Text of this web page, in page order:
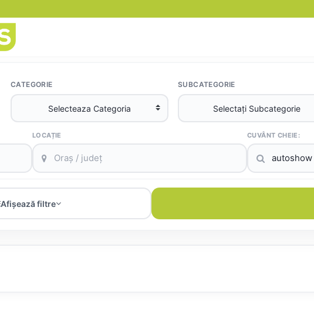
CATEGORIE SUBCATEGORIE
LOCAȚIE CUVÂNT CHEIE:
Afișează filtre